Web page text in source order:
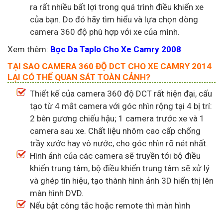
ra rất nhiều bất lợi trong quá trình điều khiển xe
của bạn. Do đó hãy tìm hiểu và lựa chọn dòng
camera 360 độ phù hợp với xe của mình.
Xem thêm: Bọc Da Taplo Cho Xe Camry 2008
TẠI SAO CAMERA 360 ĐỘ DCT CHO XE CAMRY 2014
LẠI CÓ THỂ QUAN SÁT TOÀN CẢNH?
Thiết kế của camera 360 độ DCT rất hiện đại, cấu
tạo từ 4 mắt camera với góc nhìn rộng tại 4 bị trí:
2 bên gương chiếu hậu; 1 camera trước xe và 1
camera sau xe. Chất liệu nhôm cao cấp chống
trầy xước hay vô nước, cho góc nhìn rõ nét nhất.
Hình ảnh của các camera sẽ truyền tới bộ điều
khiển trung tâm, bộ điều khiển trung tâm sẽ xử lý
và ghép tín hiệu, tạo thành hình ảnh 3D hiển thị lên
màn hình DVD.
Nếu bật công tắc hoặc remote thì màn hình